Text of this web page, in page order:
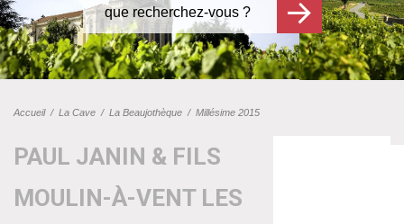
Accueil/ La Cave / La Beaujothèque / Millésime 2015
PAUL JANIN & FILS
MOULIN-À-VENT LES